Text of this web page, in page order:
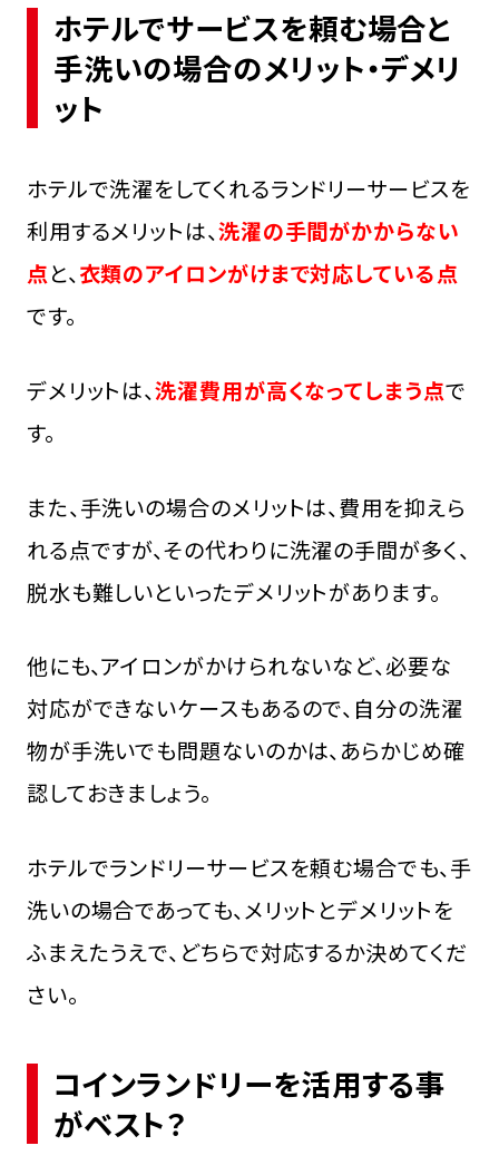
ホテルでサービスを頼む場合と
手洗いの場合のメリット・デメリ
ット
ホテルで洗濯をしてくれるランドリーサービスを
利用するメリットは、洗濯の手間がかからない
点と、衣類のアイロンがけまで対応している点
です。
デメリットは、洗濯費用が高くなってしまう点で
す。
また、手洗いの場合のメリットは、費用を抑えら
れる点ですが、その代わりに洗濯の手間が多く、
脱水も難しいといったデメリットがあります。
他にも、アイロンがかけられないなど、必要な
対応ができないケースもあるので、自分の洗濯
物が手洗いでも問題ないのかは、あらかじめ確
認しておきましょう。
ホテルでランドリーサービスを頼む場合でも、手
洗いの場合であっても、メリットとデメリットを
ふまえたうえで、どちらで対応するか決めてくだ
さい。
コインランドリーを活用する事
がベスト？